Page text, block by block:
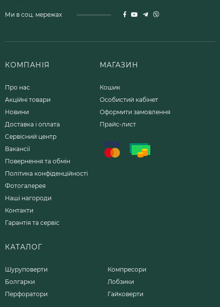
Ми в соц. мережах
КОМПАНІЯ
Про нас
Акційні товари
Новини
Доставка і оплата
Сервісний центр
Вакансії
Повернення та обмін
Політика конфіденційності
Фотогалерея
Наші нагороди
Контакти
Гарантія та сервіс
МАГАЗИН
Кошик
Особистий кабінет
Оформити замовлення
Прайс-лист
КАТАЛОГ
Шуруповерти
Болгарки
Перфоратори
Компресори
Лобзики
Гайковерти